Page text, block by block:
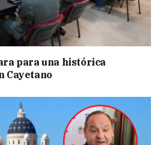
para una histórica
Cayetano